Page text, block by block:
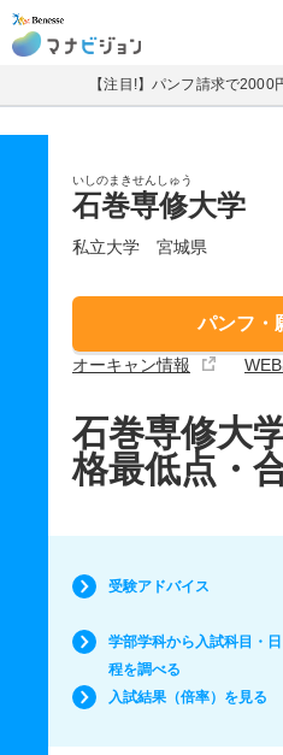
マナビジョン
【注目!】パンフ請求で2000
いしのまきせんしゅう
石巻専修大学
私立大学 宮城県
パンフ・
オーキャン情報
石巻専修大
格最低点・
受験アドバイス
学部学科から入試科目・日
程を調べる
入試結果（倍率）を見る